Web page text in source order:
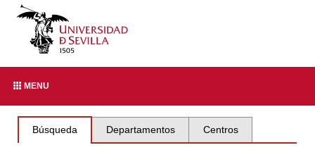
MENU
Búsqueda Departamentos Centros